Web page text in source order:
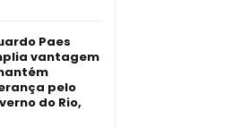
Paes
vantagem
pelo
do Rio,